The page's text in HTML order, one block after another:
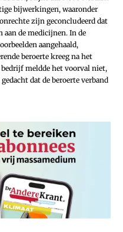
bijwerkingen, waaronder
zijn geconcludeerd dat
aan de medicijnen. In de
aangehaald,
beroerte kreeg na het
meldde het voorval niet,
dat de beroerte verband